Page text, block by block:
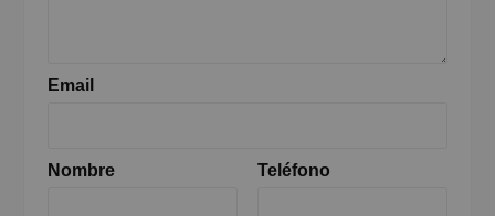
Email
Nombre Teléfono